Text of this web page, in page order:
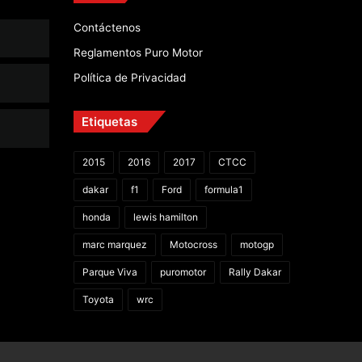
Contáctenos
Reglamentos Puro Motor
Política de Privacidad
Etiquetas
2015 2016 2017 CTCC
dakar f1 Ford formula1
honda lewis hamilton
marc marquez Motocross motogp
Parque Viva puromotor Rally Dakar
Toyota wrc